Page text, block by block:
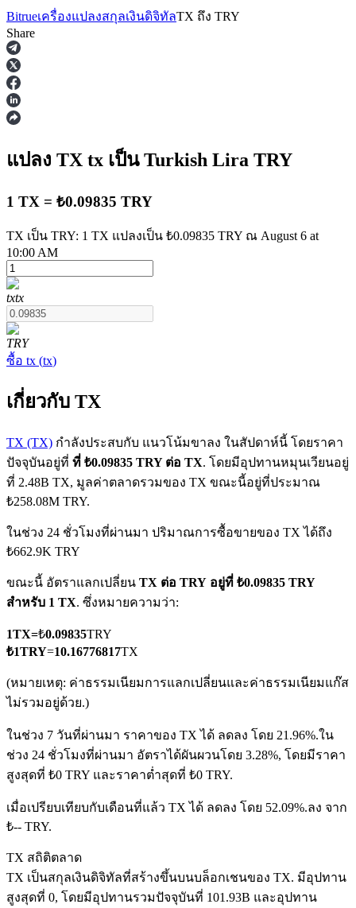
ฟิวเจอร์ส
ฟิวเจอร์สที่ใช้ USDT เป็นหลักประกัน
ฟิวเจอร์ส COIN-M
TradFi
อนุพันธ์ของหุ้น ฟอเร็กซ์ โลหะมีค่า และสินค้าโภคภัณฑ์
ฟิวเจอร์ส USDC
ฟิวเจอร์สที่ใช้ USDC เป็นหลักประกัน
Bitrueเครื่องแปลงสกุลเงินดิจิทัลTX ถึง TRY
Share
แปลง TX tx เป็น Turkish Lira TRY
1 TX = ₺0.09835 TRY
TX เป็น TRY: 1 TX แปลงเป็น ₺0.09835 TRY ณ August 6 at
10:00 AM
txtx
TRY
ซื้อ tx (tx)
เกี่ยวกับ TX
TX (TX) กำลังประสบกับ แนวโน้มขาลง ในสัปดาห์นี้ โดยราคา
ปัจจุบันอยู่ที่ ที่ ₺0.09835 TRY ต่อ TX. โดยมีอุปทานหมุนเวียนอยู่
ที่ 2.48B TX, มูลค่าตลาดรวมของ TX ขณะนี้อยู่ที่ประมาณ
₺258.08M TRY.
ในช่วง 24 ชั่วโมงที่ผ่านมา ปริมาณการซื้อขายของ TX ได้ถึง
₺662.9K TRY
ขณะนี้ อัตราแลกเปลี่ยน TX ต่อ TRY อยู่ที่ ₺0.09835 TRY
สำหรับ 1 TX. ซึ่งหมายความว่า:
1TX=₺0.09835TRY
₺1TRY=10.16776817TX
(หมายเหตุ: ค่าธรรมเนียมการแลกเปลี่ยนและค่าธรรมเนียมแก๊ส
ไม่รวมอยู่ด้วย.)
ในช่วง 7 วันที่ผ่านมา ราคาของ TX ได้ ลดลง โดย 21.96%.ใน
ช่วง 24 ชั่วโมงที่ผ่านมา อัตราได้ผันผวนโดย 3.28%, โดยมีราคา
สูงสุดที่ ₺0 TRY และราคาต่ำสุดที่ ₺0 TRY.
เมื่อเปรียบเทียบกับเดือนที่แล้ว TX ได้ ลดลง โดย 52.09%.ลง จาก
₺-- TRY.
TX สถิติตลาด
TX เป็นสกุลเงินดิจิทัลที่สร้างขึ้นบนบล็อกเชนของ TX. มีอุปทาน
สูงสุดที่ 0, โดยมีอุปทานรวมปัจจุบันที่ 101.93B และอุปทาน